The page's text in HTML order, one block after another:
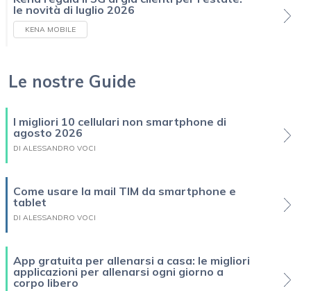
le novità di luglio 2026
KENA MOBILE
Le nostre Guide
I migliori 10 cellulari non smartphone di
agosto 2026
DI ALESSANDRO VOCI
Come usare la mail TIM da smartphone e
tablet
DI ALESSANDRO VOCI
App gratuita per allenarsi a casa: le migliori
applicazioni per allenarsi ogni giorno a
corpo libero